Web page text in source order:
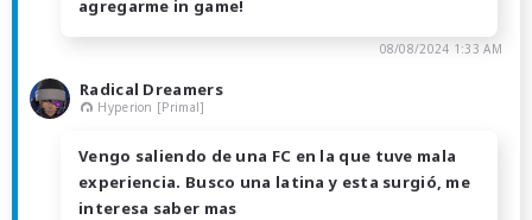
agregarme in game!
08/08/2024 1:33 AM
Radical Dreamers
Hyperion [Primal]
Vengo saliendo de una FC en la que tuve mala
experiencia. Busco una latina y esta surgió, me
interesa saber mas